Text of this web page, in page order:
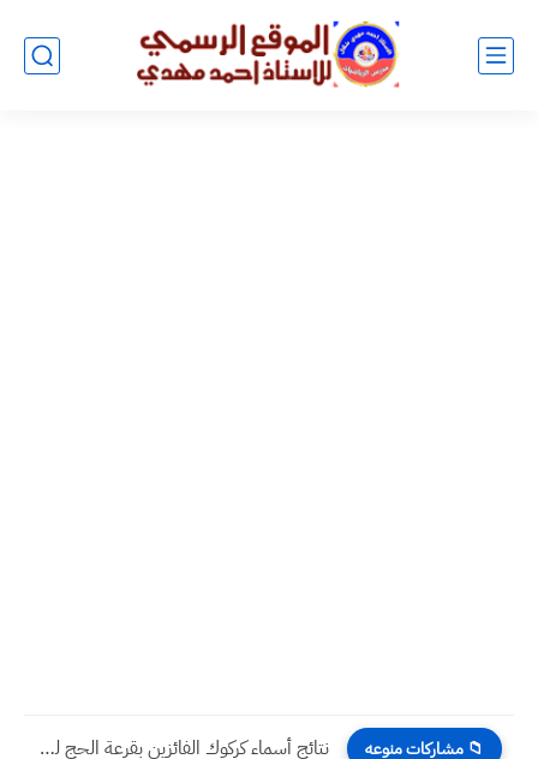
📁 مشاركات منوعه نتائج أسماء كركوك الفائزين بقرعة الحج للأعوام 2025 2026 2027...